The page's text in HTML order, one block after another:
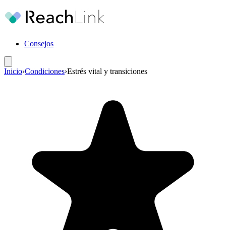
Consejos
Inicio›Condiciones›Estrés vital y transiciones